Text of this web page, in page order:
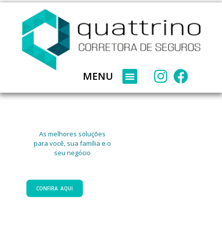
MENU
As melhores soluções
para você, sua família e o
seu negócio
CONFIRA AQUI